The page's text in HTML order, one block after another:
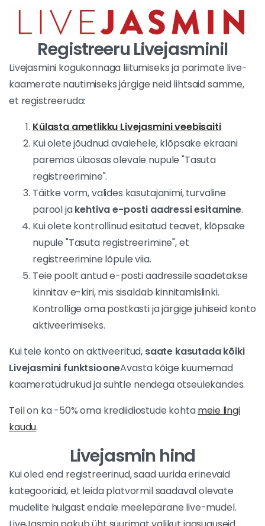
Registreeru Livejasminil
Livejasmini kogukonnaga liitumiseks ja parimate live-
kaamerate nautimiseks järgige neid lihtsaid samme,
et registreeruda:
Külasta ametlikku Livejasmini veebisaiti
Kui olete jõudnud avalehele, klõpsake ekraani
paremas ülaosas olevale nupule "Tasuta
registreerimine".
Täitke vorm, valides kasutajanimi, turvaline
parool jakehtiva e-posti aadressi esitamine.
Kui olete kontrollinud esitatud teavet, klõpsake
nupule "Tasuta registreerimine", et
registreerimine lõpule viia.
Teie poolt antud e-posti aadressile saadetakse
kinnitav e-kiri, mis sisaldab kinnitamislinki.
Kontrollige oma postkasti ja järgige juhiseid konto
aktiveerimiseks.
Kui teie konto on aktiveeritud, saate kasutada kõiki
Livejasmini funktsiooneAvasta kõige kuumemad
kaameratüdrukud ja suhtle nendega otseülekandes.
Teil on ka -50% oma krediidiostude kohtameie lingi
kaudu.
Livejasmin hind
Kui oled end registreerinud, saad uurida erinevaid
kategooriaid, et leida platvormil saadaval olevate
mudelite hulgast endale meelepärane live-mudel.